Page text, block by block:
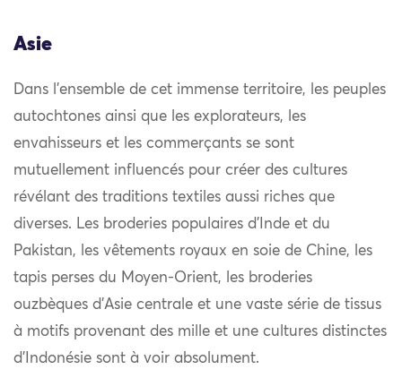
Asie
Dans l’ensemble de cet immense territoire, les peuples
autochtones ainsi que les explorateurs, les
envahisseurs et les commerçants se sont
mutuellement influencés pour créer des cultures
révélant des traditions textiles aussi riches que
diverses. Les broderies populaires d’Inde et du
Pakistan, les vêtements royaux en soie de Chine, les
tapis perses du Moyen-Orient, les broderies
ouzbèques d’Asie centrale et une vaste série de tissus
à motifs provenant des mille et une cultures distinctes
d’Indonésie sont à voir absolument.